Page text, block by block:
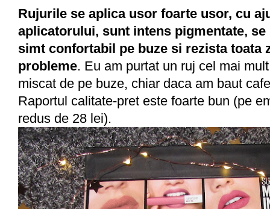
Rujurile se aplica usor foarte usor, cu
aplicatorului, sunt intens pigmentate, se
simt confortabil pe buze si rezista toata
probleme. Eu am purtat un ruj cel mai
miscat de pe buze, chiar daca am baut
Raportul calitate-pret este foarte bun (pe
redus de 28 lei).